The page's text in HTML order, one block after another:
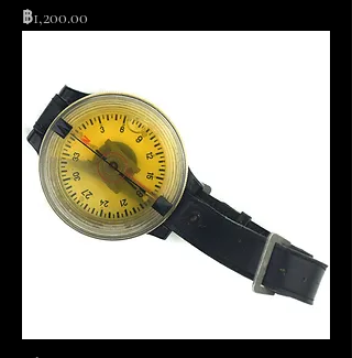
ราคา
฿1,200.00